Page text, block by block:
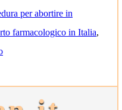
per abortire in
farmacologico in Italia,